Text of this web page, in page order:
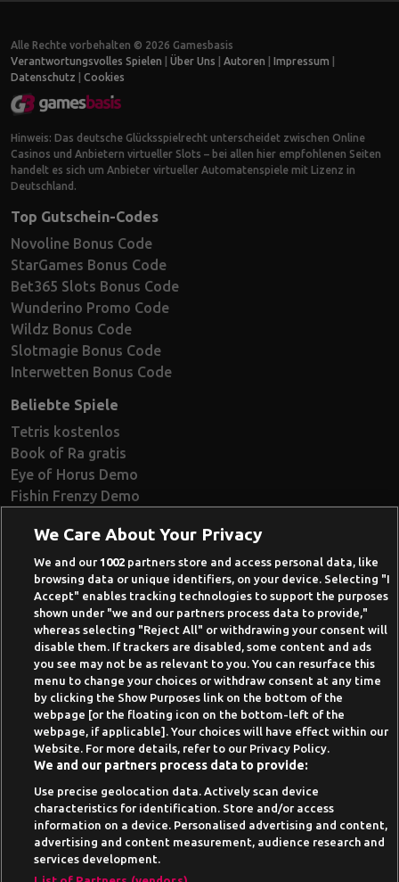
Alle Rechte vorbehalten © 2026 Gamesbasis
Verantwortungsvolles Spielen
Über Uns Autoren Impressum
Datenschutz
Cookies
Hinweis: Das deutsche Glücksspielrecht unterscheidet zwischen Online
Casinos und Anbietern virtueller Slots – bei allen hier empfohlenen Seiten
handelt es sich um Anbieter virtueller Automatenspiele mit Lizenz in
Deutschland.
Top Gutschein-Codes
Novoline Bonus Code
StarGames Bonus Code
Bet365 Slots Bonus Code
Wunderino Promo Code
Wildz Bonus Code
Slotmagie Bonus Code
Interwetten Bonus Code
Beliebte Spiele
Tetris kostenlos
Book of Ra gratis
Eye of Horus Demo
Fishin Frenzy Demo
Book of Dead Demo
Razor Shark Demo
Beste Online Casinos 2026
Online Casino Demo spielen
Casino Bonus ohne Einzahlung
50 Freispiele für 1 Euro
Online Casino Paypal
News-Archiv
Suchtrisiken, Glücksspiel kann süchtig machen - Hilfe finden Sie auf
We Care About Your Privacy
We and our1002 partners store and access personal data, like
browsing data or unique identifiers, on your device. Selecting "I
Accept" enables tracking technologies to support the purposes
shown under "we and our partners process data to provide,"
whereas selecting "Reject All" or withdrawing your consent will
disable them. If trackers are disabled, some content and ads
you see may not be as relevant to you. You can resurface this
menu to change your choices or withdraw consent at any time
by clicking the Show Purposes link on the bottom of the
webpage [or the floating icon on the bottom-left of the
webpage, if applicable]. Your choices will have effect within our
Website. For more details, refer to our Privacy Policy.
We and our partners process data to provide:
Use precise geolocation data. Actively scan device
characteristics for identification. Store and/or access
information on a device. Personalised advertising and content,
advertising and content measurement, audience research and
services development.